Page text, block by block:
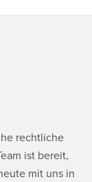
rechtliche
ist bereit,
mit uns in